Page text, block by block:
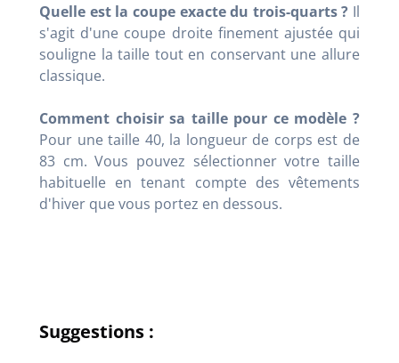
Quelle est la coupe exacte du trois-quarts ? Il
s'agit d'une coupe droite finement ajustée qui
souligne la taille tout en conservant une allure
classique.
Comment choisir sa taille pour ce modèle ?
Pour une taille 40, la longueur de corps est de
83 cm. Vous pouvez sélectionner votre taille
habituelle en tenant compte des vêtements
d'hiver que vous portez en dessous.
Suggestions :